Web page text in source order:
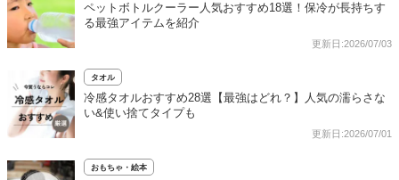
ペットボトルクーラー人気おすすめ18選！保冷が長持ちす
る最強アイテムを紹介
更新日:2026/07/03
タオル
冷感タオルおすすめ28選【最強はどれ？】人気の濡らさな
い&使い捨てタイプも
更新日:2026/07/01
おもちゃ・絵本